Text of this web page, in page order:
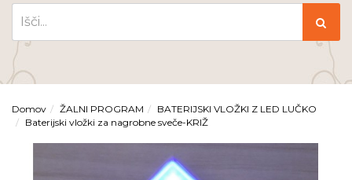
Domov ŽALNI PROGRAM
BATERIJSKI VLOŽKI Z LED LUČKO
Baterijski vložki za nagrobne sveče-KRIŽ